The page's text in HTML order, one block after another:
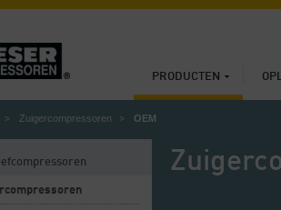
PRODUCTEN
Zuigercompressoren OEM